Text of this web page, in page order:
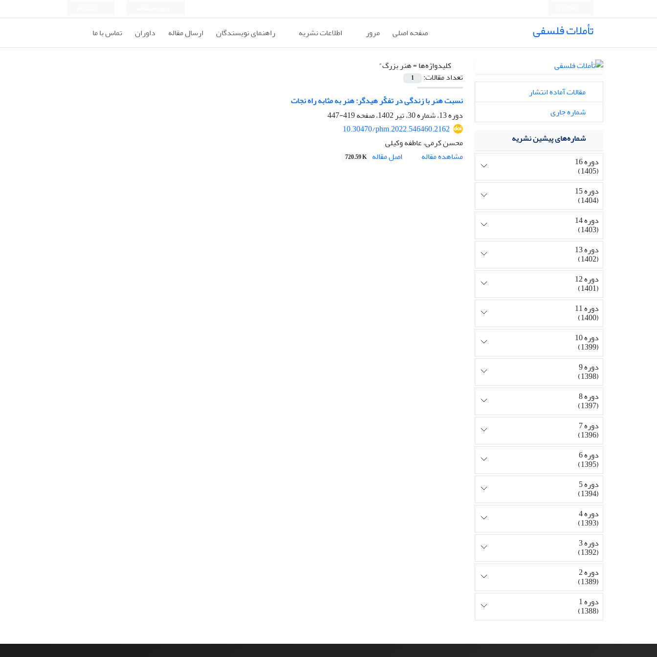
تأملات فلسفی صفحه اصلی مرور اطلاعات نشریه راهنمای نویسندگان ارسال مقاله داوران تماس با ما
کلیدواژه‌ها =هنر بزرگ"
تعداد مقالات:
1
نسبت هنر با زندگی در تفکّر هیدگر: هنر به مثابه راه نجات
دوره 13، شماره 30، تیر 1402، صفحه
419-447
10.30470/phm.2022.546460.2162
محسن کرمی، عاطفه وکیلی
مشاهده مقاله
اصل مقاله 720.59 K
مقالات آماده انتشار
شماره جاری
شماره‌های پیشین نشریه
دوره 16
(1405)
دوره 15
(1404)
دوره 14
(1403)
دوره 13
(1402)
دوره 12
(1401)
دوره 11
(1400)
دوره 10
(1399)
دوره 9
(1398)
دوره 8
(1397)
دوره 7
(1396)
دوره 6
(1395)
دوره 5
(1394)
دوره 4
(1393)
دوره 3
(1392)
دوره 2
(1389)
دوره 1
(1388)